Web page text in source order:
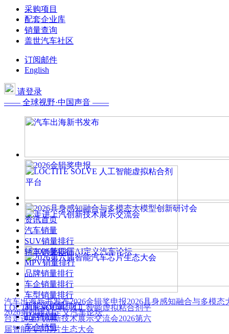
采购项目
配套企业库
销量查询
盖世汽车社区
订阅邮件
English
请登录
—— 全球视野·中国声音 ——
汽车出海新书发布2026金辑奖申报2026具身感知融合与多模态
2026第四届AI定义汽车论坛
LOCTITE SOLVE 人工智能虚拟粘合剂平
台走进上汽创新技术展示交流会2026第六
届智能汽车芯片生态大会
资讯首页
汽车销量
SUV销量排行
轿车销量排行
MPV销量排行
品牌销量排行
车企销量排行
车型销量排行
新能源销量排行
品牌销量
车企销量